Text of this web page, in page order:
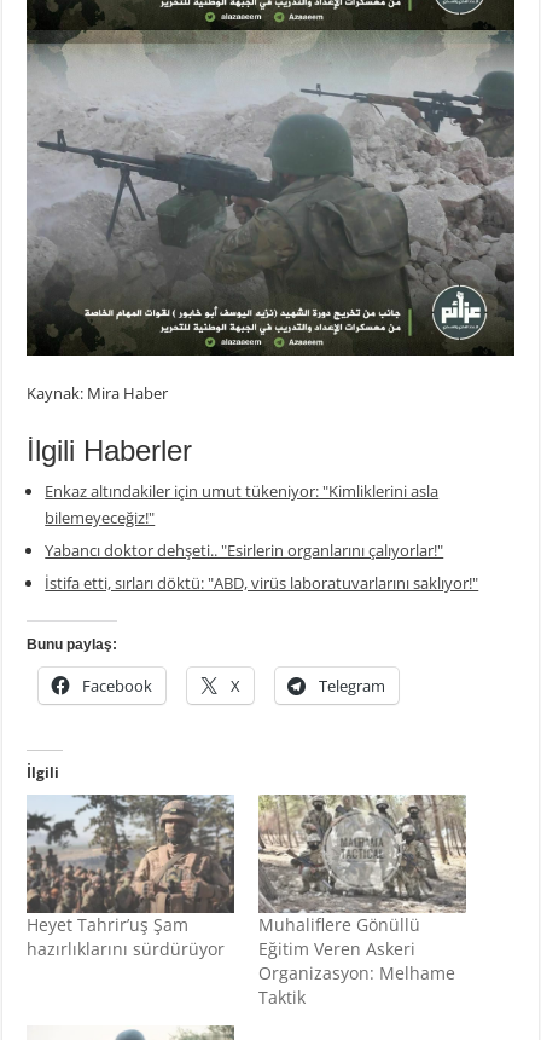
Kaynak: Mira Haber
İlgili Haberler
Enkaz altındakiler için umut tükeniyor: "Kimliklerini asla
bilemeyeceğiz!"
Yabancı doktor dehşeti.. "Esirlerin organlarını çalıyorlar!"
İstifa etti, sırları döktü: "ABD, virüs laboratuvarlarını saklıyor!"
Bunu paylaş:
Facebook X Telegram
İlgili
Heyet Tahrir’uş Şam
hazırlıklarını sürdürüyor
Muhaliflere Gönüllü
Eğitim Veren Askeri
Organizasyon: Melhame
Taktik